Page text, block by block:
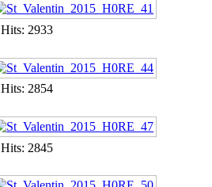
Hits: 2933
Hits: 2854
Hits: 2845